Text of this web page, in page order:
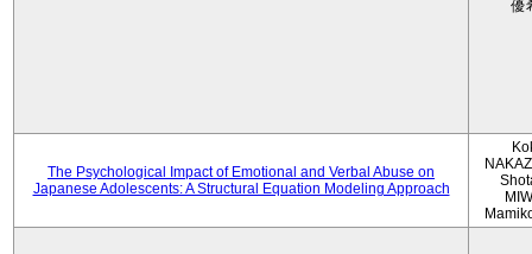
優
The Psychological Impact of Emotional and Verbal Abuse on
Japanese Adolescents: A Structural Equation Modeling Approach